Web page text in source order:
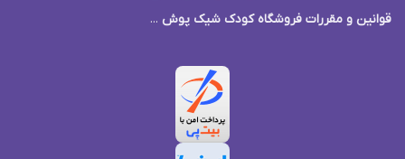
قوانین و مقررات فروشگاه کودک شیک پوش ...